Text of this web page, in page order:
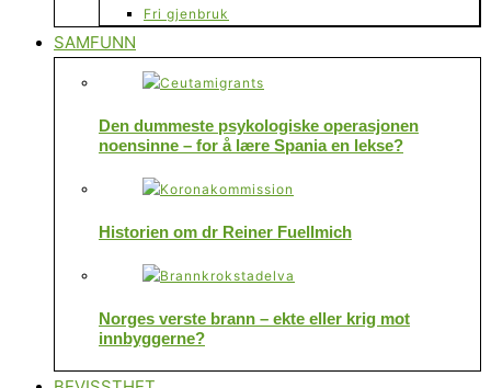
Fri gjenbruk
SAMFUNN
Den dummeste psykologiske operasjonen
noensinne – for å lære Spania en lekse?
Historien om dr Reiner Fuellmich
Norges verste brann – ekte eller krig mot
innbyggerne?